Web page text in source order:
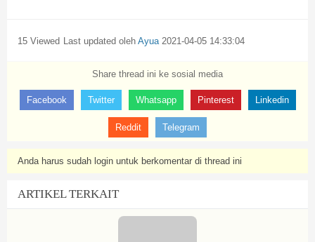
15 Viewed Last updated oleh Ayua 2021-04-05 14:33:04
Share thread ini ke sosial media
Facebook Twitter Whatsapp Pinterest Linkedin
Reddit Telegram
Anda harus sudah login untuk berkomentar di thread ini
ARTIKEL TERKAIT